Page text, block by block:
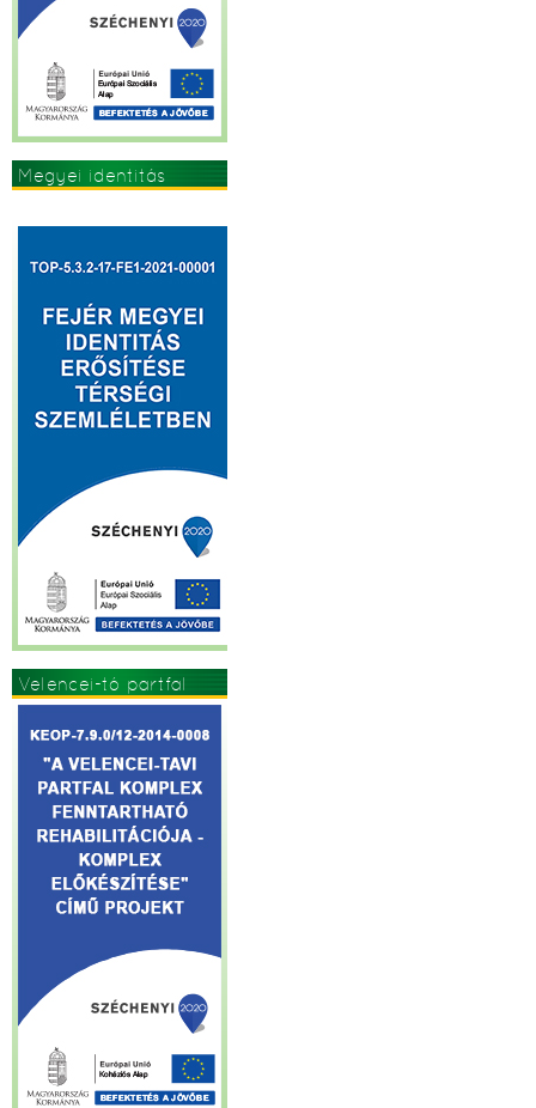
Megyei identitás
Velencei-tó partfal